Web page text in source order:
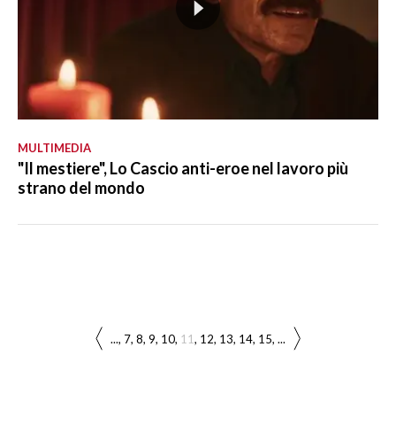
MULTIMEDIA
"Il mestiere", Lo Cascio anti-eroe nel lavoro più
strano del mondo
... 7 8 9 10 11 12 13 14 15 ...